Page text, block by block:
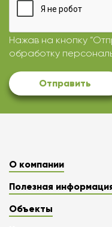
Нажав на кнопку
обработку
Отправить
О компании
Полезная
Объекты